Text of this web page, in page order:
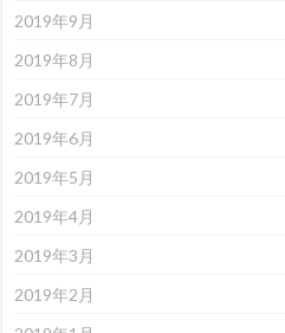
2019年9月
2019年8月
2019年7月
2019年6月
2019年5月
2019年4月
2019年3月
2019年2月